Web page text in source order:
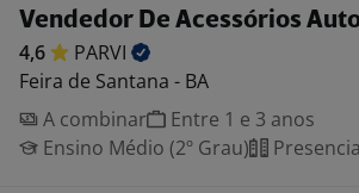
Vendedor De Acessórios
4,6
PARVI
Feira de Santana - BA
A combinar
Entre 1 e 3 anos
Ensino Médio (2º Grau)